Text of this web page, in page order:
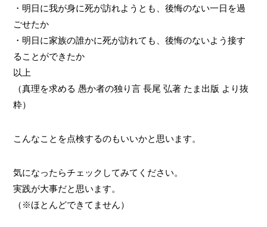
・明日に我が身に死が訪れようとも、後悔のない一日を過
ごせたか
・明日に家族の誰かに死が訪れても、後悔のないよう接す
ることができたか
以上
（真理を求める 愚か者の独り言 長尾 弘著 たま出版 より抜
粋）
こんなことを点検するのもいいかと思います。
気になったらチェックしてみてください。
実践が大事だと思います。
（※ほとんどできてません）